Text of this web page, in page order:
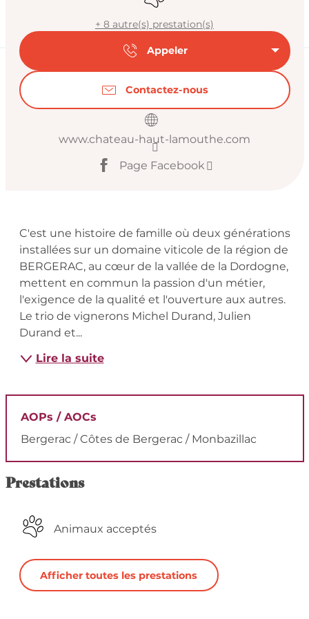
+ 8 autre(s) prestation(s)
Appeler
Contactez-nous
www.chateau-haut-lamouthe.com
Page Facebook
Description
C'est une histoire de famille où deux générations
installées sur un domaine viticole de la région de
BERGERAC, au cœur de la vallée de la Dordogne,
mettent en commun la passion d'un métier,
l'exigence de la qualité et l'ouverture aux autres.
Le trio de vignerons Michel Durand, Julien
Durand et...
Lire la suite
AOPs / AOCs
Bergerac / Côtes de Bergerac / Monbazillac
Prestations
Animaux acceptés
Afficher toutes les prestations